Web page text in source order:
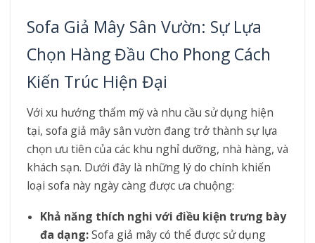
Sofa Giả Mây Sân Vườn: Sự Lựa
Chọn Hàng Đầu Cho Phong Cách
Kiến Trúc Hiện Đại
Với xu hướng thẩm mỹ và nhu cầu sử dụng hiện
tại, sofa giả mây sân vườn đang trở thành sự lựa
chọn ưu tiên của các khu nghỉ dưỡng, nhà hàng, và
khách sạn. Dưới đây là những lý do chính khiến
loại sofa này ngày càng được ưa chuộng:
Khả năng thích nghi với điều kiện trưng bày
đa dạng:Sofa giả mây có thể được sử dụng